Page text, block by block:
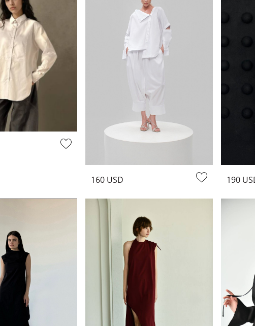
вещи, которые вам понравятся, которые в вашем вкусе. Все наши
устраняя необходимость в потогонном производстве и других
Мы хотим видеть женщин в наших нарядах, в которых они
креативности.
модную одежду в интернет-магазине модной одежды
одеваться так, чтобы произвести впечатление. Вся наша новая
платьев до юбок, а также сезонные вещи, такие как тренчи. Мы
женщине. И тот факт, что вы будете иметь доступ к этим
выглядеть и чувствовать себя наилучшим образом всегда.
160 USD 190